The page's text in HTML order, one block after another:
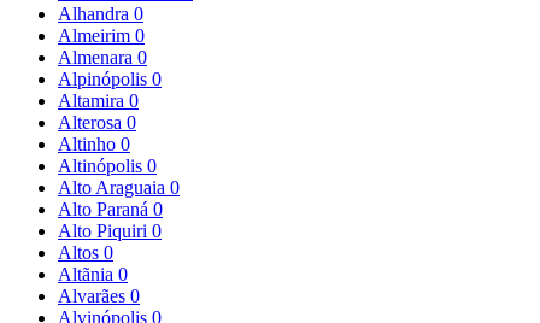
Alhandra 0
Almeirim 0
Almenara 0
Alpinópolis 0
Altamira 0
Alterosa 0
Altinho 0
Altinópolis 0
Alto Araguaia 0
Alto Paraná 0
Alto Piquiri 0
Altos 0
Altãnia 0
Alvarães 0
Alvinópolis 0